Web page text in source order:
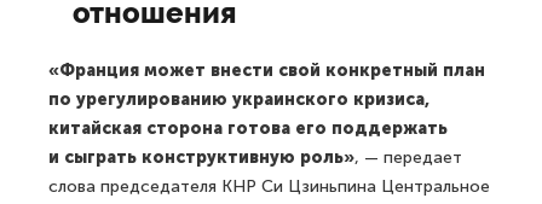
отношения
«Франция может внести свой конкретный план
по урегулированию украинского кризиса,
китайская сторона готова его поддержать
и сыграть конструктивную роль», — передает
слова председателя КНР Си Цзиньпина Центральное